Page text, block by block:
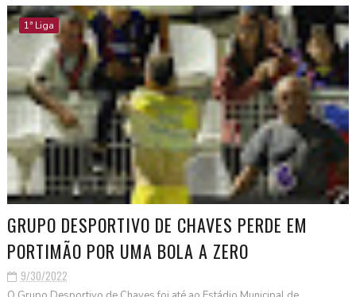
1ª Liga
GRUPO DESPORTIVO DE CHAVES PERDE EM
PORTIMÃO POR UMA BOLA A ZERO
9/30/2022